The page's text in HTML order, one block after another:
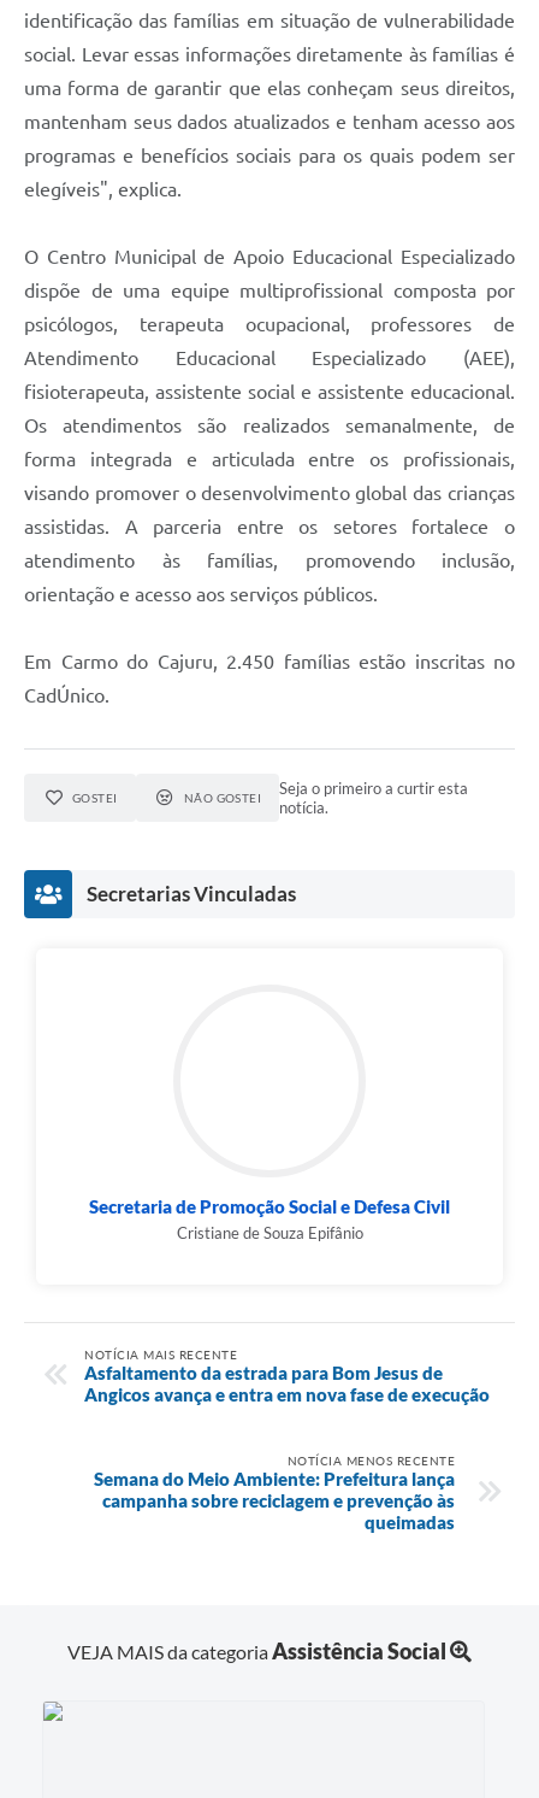
identificação das famílias em situação de vulnerabilidade
social. Levar essas informações diretamente às famílias é
uma forma de garantir que elas conheçam seus direitos,
mantenham seus dados atualizados e tenham acesso aos
programas e benefícios sociais para os quais podem ser
elegíveis", explica.
O Centro Municipal de Apoio Educacional Especializado
dispõe de uma equipe multiprofissional composta por
psicólogos, terapeuta ocupacional, professores de
Atendimento Educacional Especializado (AEE),
fisioterapeuta, assistente social e assistente educacional.
Os atendimentos são realizados semanalmente, de
forma integrada e articulada entre os profissionais,
visando promover o desenvolvimento global das crianças
assistidas. A parceria entre os setores fortalece o
atendimento às famílias, promovendo inclusão,
orientação e acesso aos serviços públicos.
Em Carmo do Cajuru, 2.450 famílias estão inscritas no
CadÚnico.
GOSTEI NÃO GOSTEI
Seja o primeiro a curtir esta
notícia.
Secretarias Vinculadas
Secretaria de Promoção Social e Defesa Civil
Cristiane de Souza Epifânio
NOTÍCIA MAIS RECENTE
Asfaltamento da estrada para Bom Jesus de
Angicos avança e entra em nova fase de execução
NOTÍCIA MENOS RECENTE
Semana do Meio Ambiente: Prefeitura lança
campanha sobre reciclagem e prevenção às
queimadas
VEJA MAIS da categoriaAssistência Social